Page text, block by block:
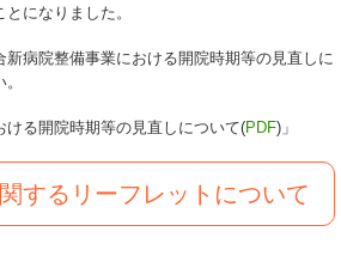
になりました。
病院整備事業における開院時期等の見直しに
ける開院時期等の見直しについて(PDF)」
するリーフレットについて